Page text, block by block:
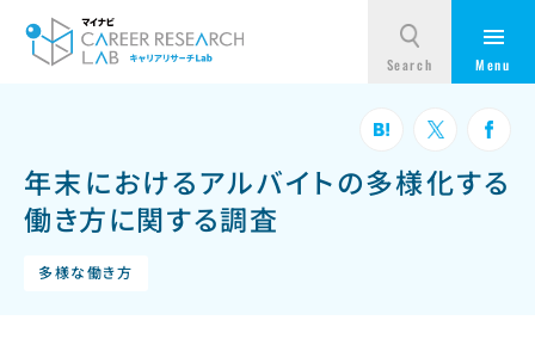
年末におけるアルバイトの多様化する
働き方に関する調査
多様な働き方